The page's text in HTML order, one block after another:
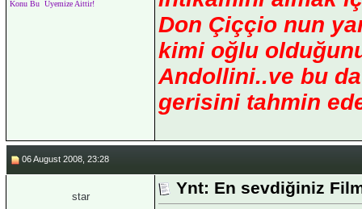
Konu Bu Üyemize Aittir!
Don Çiççio nun
kimi oğlu
Andollini..ve bu
gerisini tahmin
06 August 2008, 23:28
star Ynt: En sevdiğiniz